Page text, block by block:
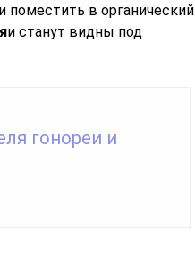
поместить в органический
и станут видны под
гонореи и